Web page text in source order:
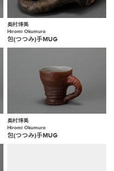
奥村博美
Hiromi Okumura
包(つつみ)手MUG
奥村博美
Hiromi Okumura
包(つつみ)手MUG